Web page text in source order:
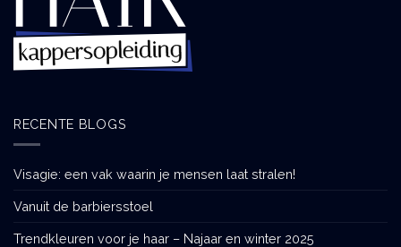
RECENTE BLOGS
Visagie: een vak waarin je mensen laat stralen!
Vanuit de barbiersstoel
Trendkleuren voor je haar – Najaar en winter 2025